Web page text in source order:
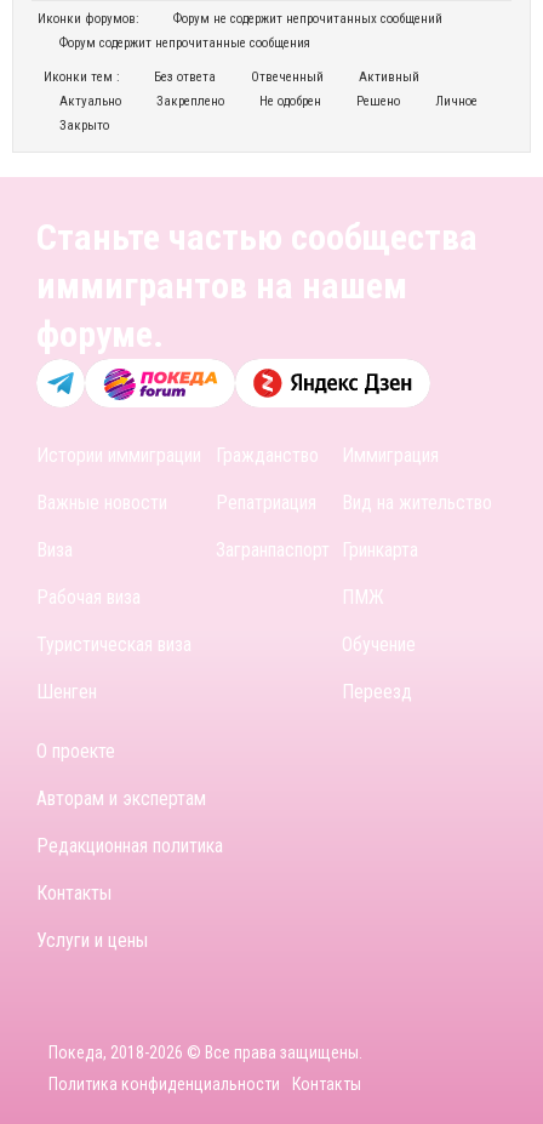
Иконки форумов:
Форум не содержит непрочитанных сообщений
Форум содержит непрочитанные сообщения
Иконки тем : Без ответа Отвеченный
Активный
Актуально
Закреплено Не одобрен Решено
Личное
Закрыто
Станьте частью сообщества
иммигрантов на нашем
форуме.
Истории иммиграции
Важные новости
Виза
Рабочая виза
Туристическая виза
Шенген
Гражданство
Репатриация
Загранпаспорт
Иммиграция
Вид на жительство
Гринкарта
ПМЖ
Обучение
Переезд
О проекте
Авторам и экспертам
Редакционная политика
Контакты
Услуги и цены
Покеда, 2018-2026 © Все права защищены.
Политика конфиденциальности
Контакты